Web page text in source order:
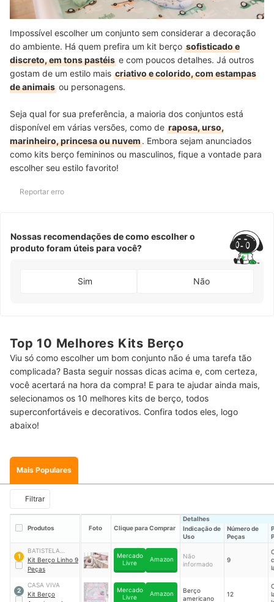
Impossível escolher um conjunto sem considerar a decoração
do ambiente. Há quem prefira um kit berço sofisticado e
discreto, em tons pastéis e com poucos detalhes. Já outros
gostam de um estilo mais criativo e colorido, com estampas
de animais ou personagens.
Seja qual for sua preferência, a maioria dos conjuntos está
disponível em várias versões, como de raposa, urso,
marinheiro, princesa ou nuvem. Embora sejam anunciados
como kits berço femininos ou masculinos, fique a vontade para
escolher seu estilo favorito!
Reportar erro
Nossas recomendações de como escolher o
produto foram úteis para você?
Sim Não
Top 10 Melhores Kits Berço
Viu só como escolher um bom conjunto não é uma tarefa tão
complicada? Basta seguir nossas dicas acima e, com certeza,
você acertará na hora da compra! E para te ajudar ainda mais,
selecionamos os 10 melhores kits de berço, todos
superconfortáveis e decorativos. Confira todos eles, logo
abaixo!
Mais Populares
Filtrar
Produtos Foto Clique para Comprar
Detalhes
Indicação de
Uso
Número de
Peças
1
BATISTELA
BABY
Kit Berço Linho 9
Peças
Mercado
Livre
Amazon
Não
informado
9
2
CASA VIVA
Kit Berço
Mercado
Livre
Amazon
Berço
americano
12